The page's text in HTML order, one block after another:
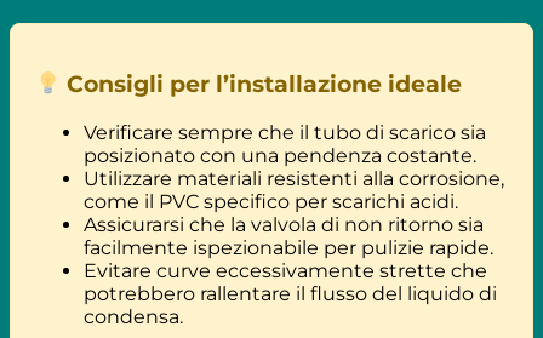
Consigli per l’installazione ideale
Verificare sempre che il tubo di scarico sia
posizionato con una pendenza costante.
Utilizzare materiali resistenti alla corrosione,
come il PVC specifico per scarichi acidi.
Assicurarsi che la valvola di non ritorno sia
facilmente ispezionabile per pulizie rapide.
Evitare curve eccessivamente strette che
potrebbero rallentare il flusso del liquido di
condensa.